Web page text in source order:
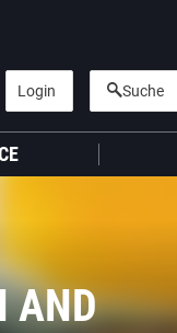
Login Suche
AND